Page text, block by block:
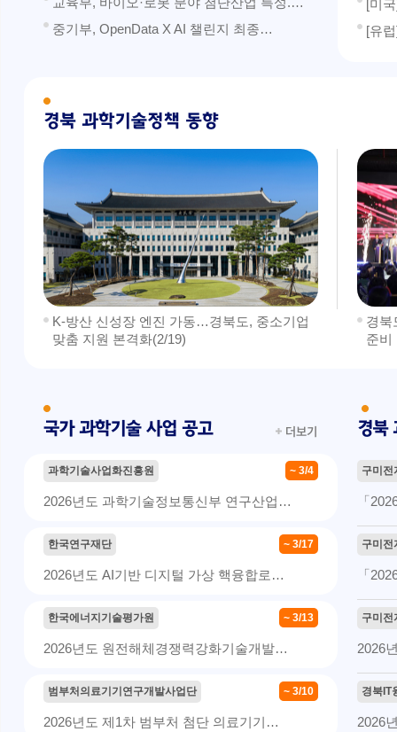
중기부, OpenData X AI 챌린지 최종…
[미
[유
K-방산 신성장 엔진 가동…경북도, 중소기업
맞춤 지원 본격화(2/19)
경북
준비
과학기술사업화진흥원 ~ 3/4
2026년도 과학기술정보통신부 연구산업…
한국연구재단 ~ 3/17
2026년도 AI기반 디지털 가상 핵융합로…
한국에너지기술평가원 ~ 3/13
2026년도 원전해체경쟁력강화기술개발…
범부처의료기기연구개발사업단 ~ 3/10
2026년도 제1차 범부처 첨단 의료기기…
구미전
「
구미전
「
구미전
2026
경북IT
2026